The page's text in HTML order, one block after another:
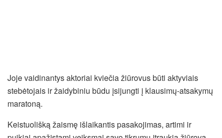
Joje vaidinantys aktoriai kviečia žiūrovus būti aktyviais
stebėtojais ir žaidybiniu būdu įsijungti į klausimų-atsakymų
maratoną.
Keistuolišką žaismę išlaikantis pasakojimas, artimi ir